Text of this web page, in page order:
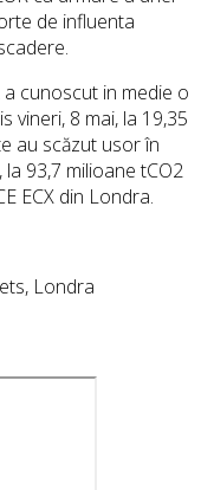
de influenta
cunoscut in medie o
vineri, 8 mai, la 19,35
au scăzut usor în
93,7 milioane tCO2
ECX din Londra.
Londra